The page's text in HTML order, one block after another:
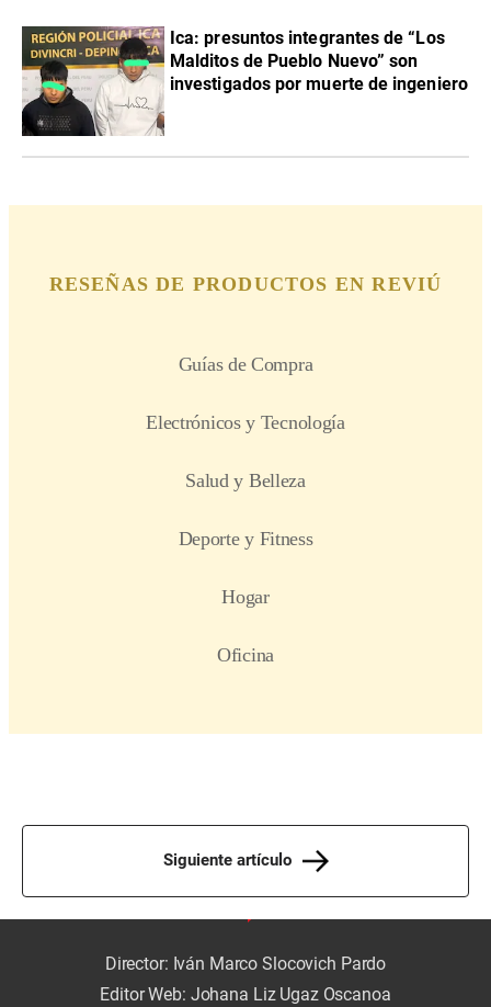
Ica: presuntos integrantes de “Los
Malditos de Pueblo Nuevo” son
investigados por muerte de ingeniero
Siguiente artículo
Director: Iván Marco Slocovich Pardo
Editor Web: Johana Liz Ugaz Oscanoa